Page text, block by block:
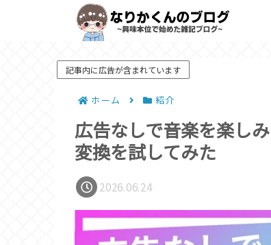
記事内に広告が含まれています
ホーム 紹介
広告なしで音楽を楽し
変換を試してみた
2026.06.24